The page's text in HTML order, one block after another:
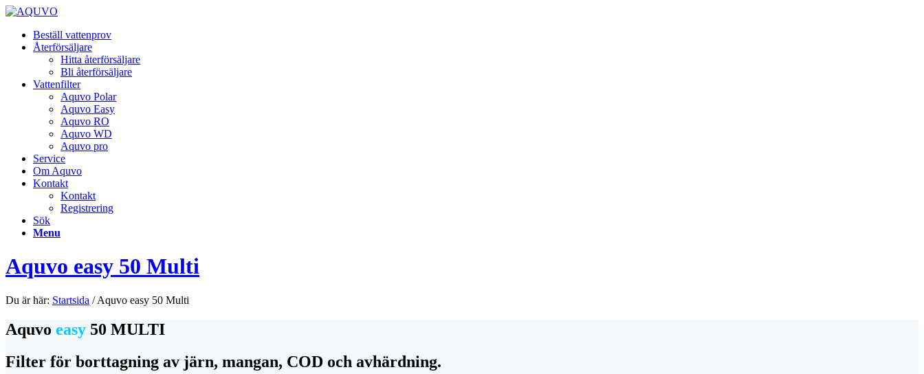
Beställ vattenprov
Återförsäljare
Hitta återförsäljare
Bli återförsäljare
Vattenfilter
Aquvo Polar
Aquvo Easy
Aquvo RO
Aquvo WD
Aquvo pro
Service
Om Aquvo
Kontakt
Kontakt
Registrering
Sök
Menu
Aquvo easy 50 Multi
Du är här: Startsida / Aquvo easy 50 Multi
Aquvo easy 50 MULTI
Filter för borttagning av järn, mangan, COD och avhärdning.